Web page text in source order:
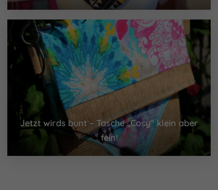
Jetzt wirds bunt – Tasche „Cosy“ klein aber
fein!